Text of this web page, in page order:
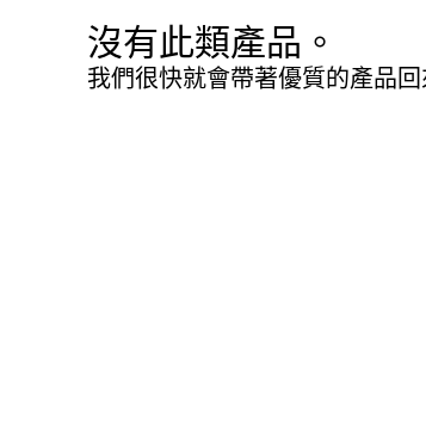
沒有此類產品。
我們很快就會帶著優質的產品